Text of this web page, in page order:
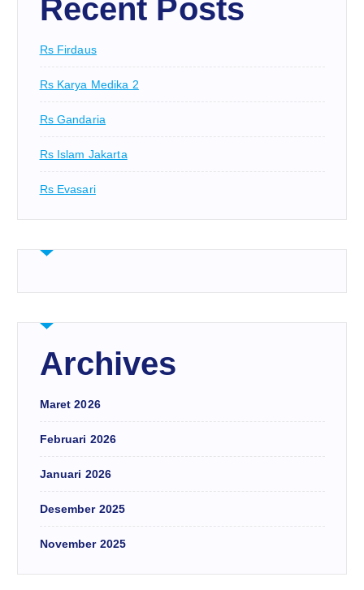
Recent Posts
Rs Firdaus
Rs Karya Medika 2
Rs Gandaria
Rs Islam Jakarta
Rs Evasari
Archives
Maret 2026
Februari 2026
Januari 2026
Desember 2025
November 2025